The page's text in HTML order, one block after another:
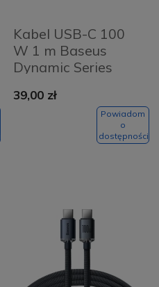
Kabel USB-C 100
W 1 m Baseus
Dynamic Series
39,00 zł
Powiadom
o
dostępności